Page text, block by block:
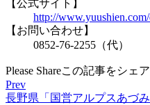
【公式サイト】
http://
【お問い合わせ】
0852-76-2255（代）
Please Shareこの記事をシェ
Prev
長野県「国営アルプスあづ